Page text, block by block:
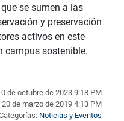
se sumen a las
y preservación
activos en este
campus sostenible.
de octubre de 2023 9:18 PM
de marzo de 2019 4:13 PM
Noticias y Eventos